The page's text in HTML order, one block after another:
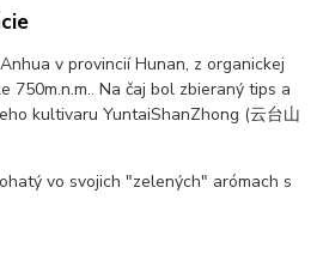
v provincií Hunan, z organickej
750m.n.m.. Na čaj bol zbieraný tips a
kultivaru YuntaiShanZhong (云台山
vo svojich "zelených" arómach s